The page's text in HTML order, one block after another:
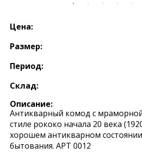
Цена:
Размер:
Период:
Склад:
Описание:
Антикварный комод с
стиле рококо начала 20 века
хорошем антикварном
бытования. АРТ 0012